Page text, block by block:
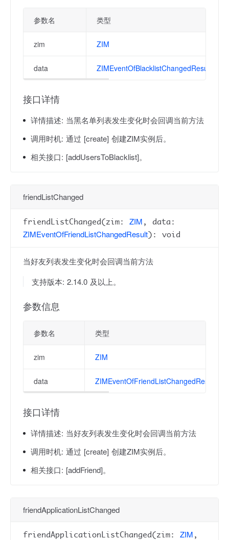
参数名 类型
zim ZIM
data ZIMEventOfBlacklistChangedResult
接口详情
详情描述: 当黑名单列表发生变化时会回调当前方法
调用时机: 通过 [create] 创建ZIM实例后。
相关接口: [addUsersToBlacklist]。
friendListChanged
friendListChanged(zim: ZIM , data:
ZIMEventOfFriendListChangedResult): void
当好友列表发生变化时会回调当前方法
支持版本: 2.14.0 及以上。
参数信息
参数名 类型
zim ZIM
data ZIMEventOfFriendListChangedResult
接口详情
详情描述: 当好友列表发生变化时会回调当前方法
调用时机: 通过 [create] 创建ZIM实例后。
相关接口: [addFriend]。
friendApplicationListChanged
friendApplicationListChanged(zim: ZIM ,